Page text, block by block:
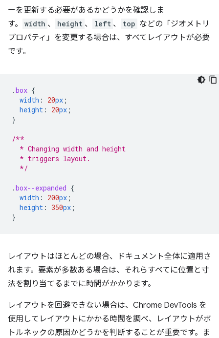
ーを更新する必要があるかどうかを確認しま
す。
width 、 height 、 left 、 top などの「ジオメトリ
プロパティ」を変更する場合は、すべてレイアウトが必要
です。
.box {
width : 20px ;
height : 20px ;
}
/**
  * Changing width and height
  * triggers layout.
  */
.box--expanded {
width : 200px ;
height : 350px ;
}
レイアウトはほとんどの場合、ドキュメント全体に適用さ
れます。要素が多数ある場合は、それらすべてに位置と寸
法を割り当てるまでに時間がかかります。
レイアウトを回避できない場合は、Chrome DevTools を
使用してレイアウトにかかる時間を調べ、レイアウトがボ
トルネックの原因かどうかを判断することが重要です。ま